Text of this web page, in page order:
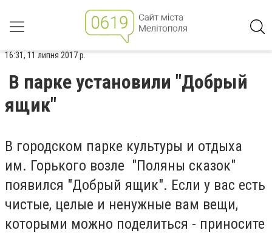
16:31, 11 липня 2017 р.
В парке установили "Добрый
ящик"
В городском парке культуры и отдыха
им. Горького возле "Поляны сказок"
появился "Добрый ящик". Если у вас есть
чистые, целые и ненужные вам вещи,
которыми можно поделиться - приносите